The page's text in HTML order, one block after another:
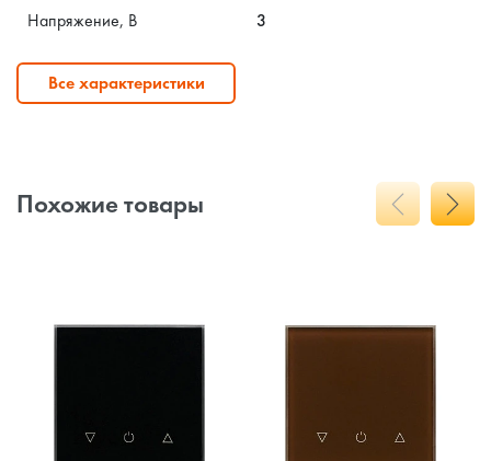
Напряжение, В 3
Все характеристики
Похожие товары